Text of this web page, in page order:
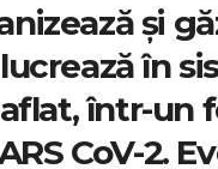
și
în
într-un
CoV-2.